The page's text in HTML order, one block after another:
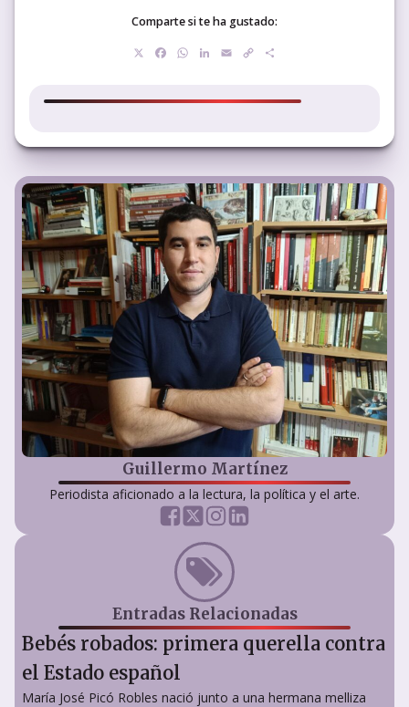
Comparte si te ha gustado:
Facebook
WhatsApp
LinkedIn
EmailCopy
Guillermo Martínez
Periodista aficionado a la lectura, la política y el arte.
Entradas Relacionadas
Bebés robados: primera querella contra
el Estado español
María José Picó Robles nació junto a una hermana melliza